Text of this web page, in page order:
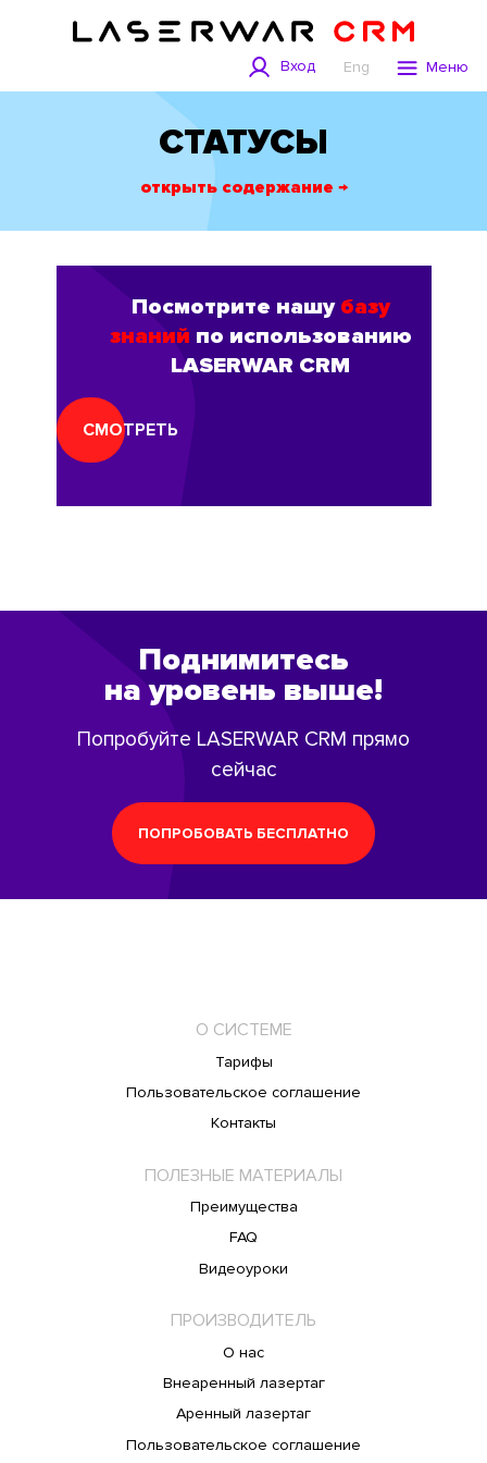
Вход Eng Меню
СТАТУСЫ
открыть содержание →
Посмотрите нашу базу
знаний по использованию
LASERWAR CRM
СМОТРЕТЬ
Поднимитесь
на уровень выше!
Попробуйте LASERWAR CRM прямо
сейчас
ПОПРОБОВАТЬ БЕСПЛАТНО
О СИСТЕМЕ
Тарифы
Пользовательское соглашение
Контакты
ПОЛЕЗНЫЕ МАТЕРИАЛЫ
Преимущества
FAQ
Видеоуроки
ПРОИЗВОДИТЕЛЬ
О нас
Внеаренный лазертаг
Аренный лазертаг
Пользовательское соглашение